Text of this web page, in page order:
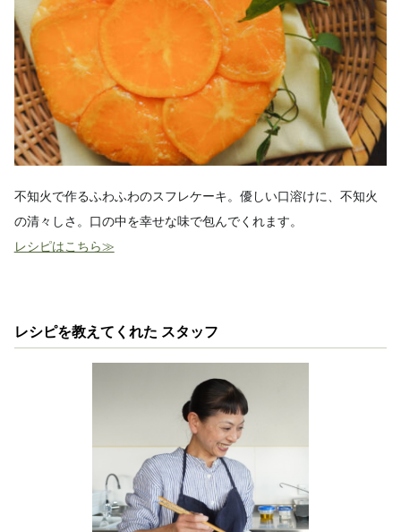
不知火で作るふわふわのスフレケーキ。優しい口溶けに、不知火
の清々しさ。口の中を幸せな味で包んでくれます。
レシピはこちら≫
レシピを教えてくれた スタッフ